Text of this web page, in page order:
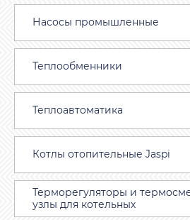
Насосы промышленные
Теплообменники
Теплоавтоматика
Котлы отопительные Jaspi
Терморегуляторы и
узлы для котельных